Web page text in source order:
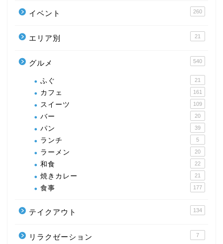
イベント 260
エリア別 21
グルメ 540
ふぐ 21
カフェ 161
スイーツ 109
バー 20
パン 39
ランチ 5
ラーメン 20
和食 22
焼きカレー 21
食事 177
テイクアウト 134
リラクゼーション 7